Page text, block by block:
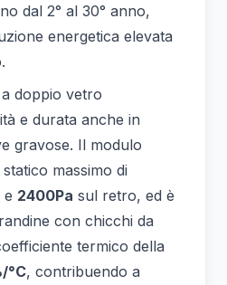
dal 2° al 30° anno,
energetica elevata
doppio vetro
e durata anche in
gravose. Il modulo
massimo di
2400Pa sul retro, ed è
con chicchi da
termico della
°C, contribuendo a